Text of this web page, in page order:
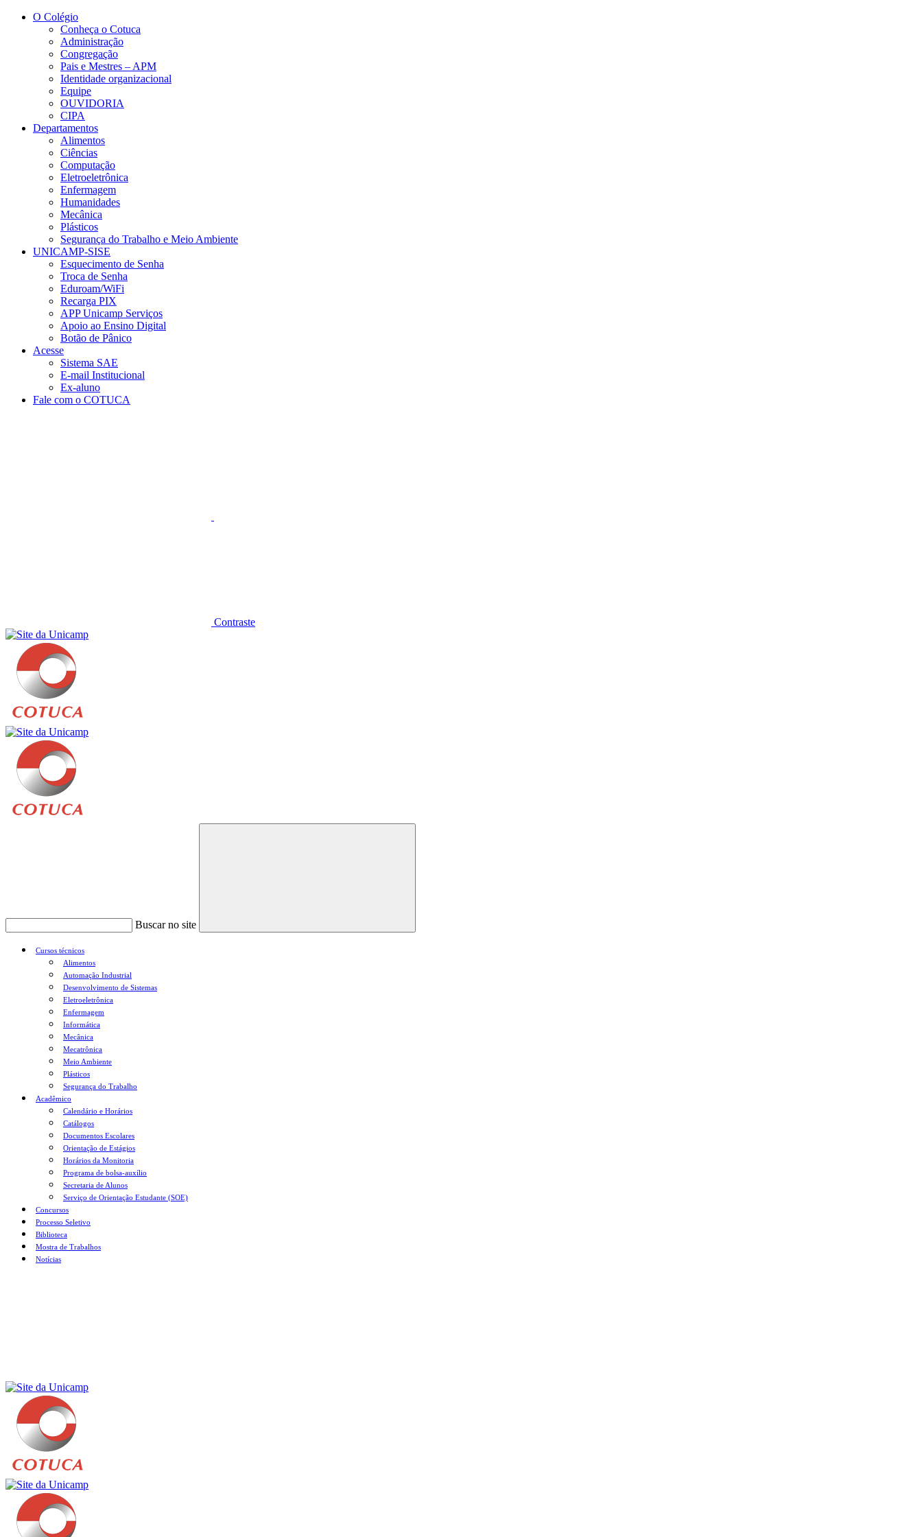
Conteúdo principal
O Colégio
Conheça o Cotuca
Administração
Congregação
Pais e Mestres – APM
Identidade organizacional
Equipe
OUVIDORIA
CIPA
Departamentos
Alimentos
Ciências
Computação
Eletroeletrônica
Enfermagem
Humanidades
Mecânica
Plásticos
Segurança do Trabalho e Meio Ambiente
UNICAMP-SISE
Esquecimento de Senha
Troca de Senha
Eduroam/WiFi
Recarga PIX
APP Unicamp Serviços
Apoio ao Ensino Digital
Botão de Pânico
Acesse
Sistema SAE
E-mail Institucional
Ex-aluno
Fale com o COTUCA
Contraste
Buscar no site
Buscar
Cursos técnicos
Alimentos
Automação Industrial
Desenvolvimento de Sistemas
Eletroeletrônica
Enfermagem
Informática
Mecânica
Mecatrônica
Meio Ambiente
Plásticos
Segurança do Trabalho
Acadêmico
Calendário e Horários
Catálogos
Documentos Escolares
Orientação de Estágios
Horários da Monitoria
Programa de bolsa-auxílio
Secretaria de Alunos
Serviço de Orientação Estudante (SOE)
Concursos
Processo Seletivo
Biblioteca
Mostra de Trabalhos
Notícias